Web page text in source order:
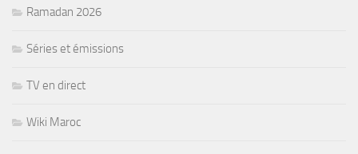
Ramadan 2026
Séries et émissions
TV en direct
Wiki Maroc